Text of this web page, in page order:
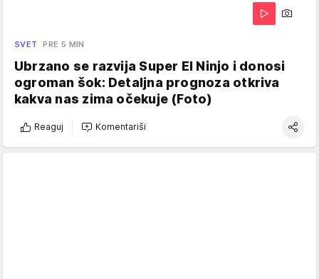
SVET PRE 5 MIN
Ubrzano se razvija Super El Ninjo i donosi
ogroman šok: Detaljna prognoza otkriva
kakva nas zima očekuje (Foto)
Reaguj Komentariši